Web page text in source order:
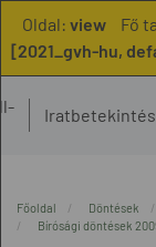
Oldal: view Fő
[2021_gvh-hu,
Iratbetekintés
Főoldal Döntések
Bírósági döntések